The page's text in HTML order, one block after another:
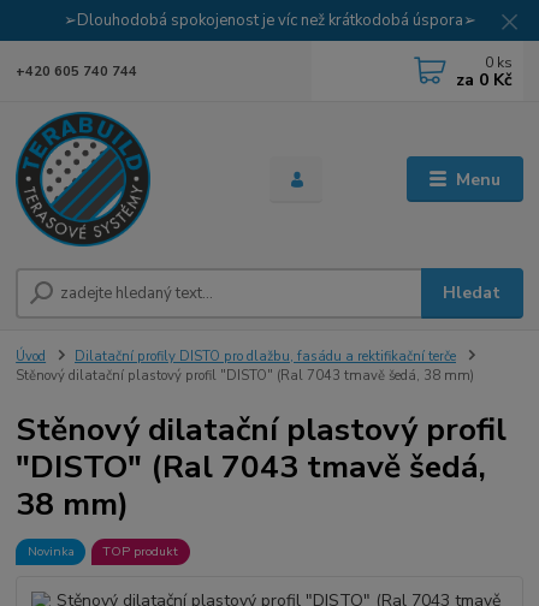
➢Dlouhodobá spokojenost je víc než krátkodobá úspora➢
Menu
Hledat
+420 605 740 744 0 ks
za 0 Kč
Úvod
Dilatační profily DISTO pro dlažbu, fasádu a rektifikační terče
Stěnový dilatační plastový profil "DISTO" (Ral 7043 tmavě šedá, 38 mm)
Stěnový dilatační plastový profil
"DISTO" (Ral 7043 tmavě šedá,
38 mm)
Novinka TOP produkt